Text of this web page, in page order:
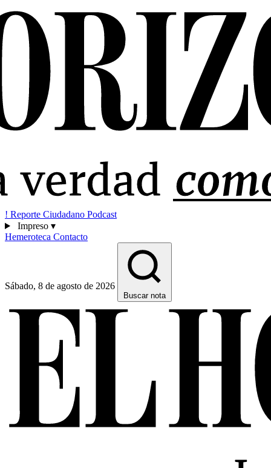
! Reporte Ciudadano Podcast
Impreso ▾
Hemeroteca Contacto
Sábado, 8 de agosto de 2026
Buscar nota